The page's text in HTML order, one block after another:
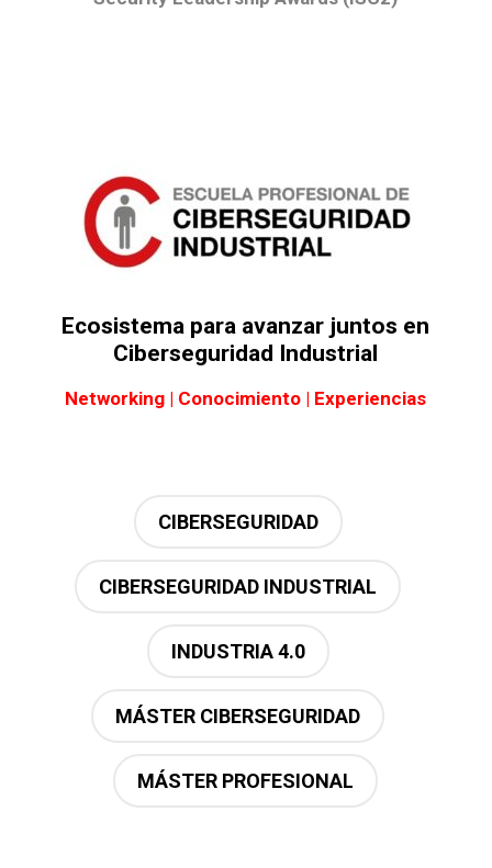
Ecosistema para avanzar juntos en
Ciberseguridad Industrial
Networking | Conocimiento | Experiencias
CIBERSEGURIDAD
CIBERSEGURIDAD INDUSTRIAL
INDUSTRIA 4.0
MÁSTER CIBERSEGURIDAD
MÁSTER PROFESIONAL